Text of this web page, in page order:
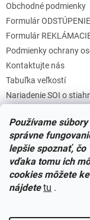
Používame
správne
lepšie spoznať, čo
vďaka tomu ich
cookies môžete
nájdete tu .
Obchodné podmienky
Formulár
Formulár
Podmienky ochrany
Kontaktujte nás
Tabuľka veľkostí
Nariadenie SOI o
Zásady súborov
Facebook